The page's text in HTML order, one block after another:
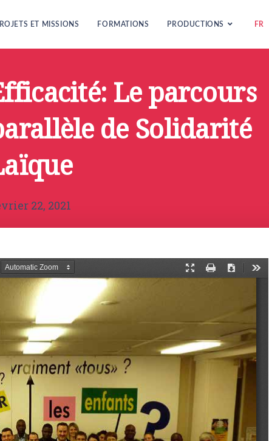
ET MISSIONS FORMATIONS PRODUCTIONS FR
Le parcours
de Solidarité
22, 2021